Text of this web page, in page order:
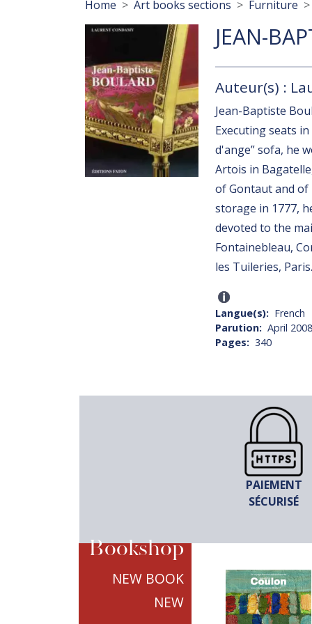
Breadcrumb
Home Art books sections Furniture
JEAN-
Auteur(s) :
Jean-Baptiste
Executing seats
d'ange” sofa, he
Artois in
of Gontaut and
storage in 1777,
devoted to the
Fontainebleau,
les Tuileries, Paris.
Langue(s)
French
Parution
April 2008
Pages
340
PAIEMENT
SÉCURISÉ
Bookshop
NEW BOOK
NEW
TITRE
LE DESIGN
SELON